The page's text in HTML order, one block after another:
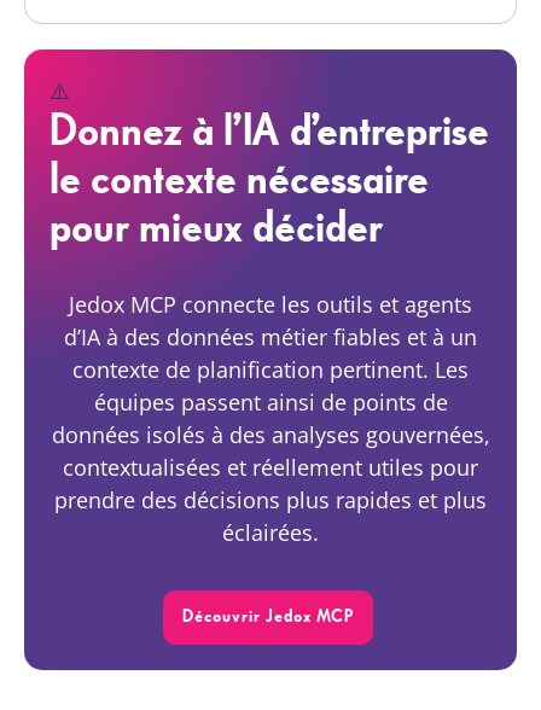
Donnez à l’IA d’entreprise
le contexte nécessaire
pour mieux décider
Jedox MCP connecte les outils et agents
d’IA à des données métier fiables et à un
contexte de planification pertinent. Les
équipes passent ainsi de points de
données isolés à des analyses gouvernées,
contextualisées et réellement utiles pour
prendre des décisions plus rapides et plus
éclairées.
Découvrir Jedox MCP